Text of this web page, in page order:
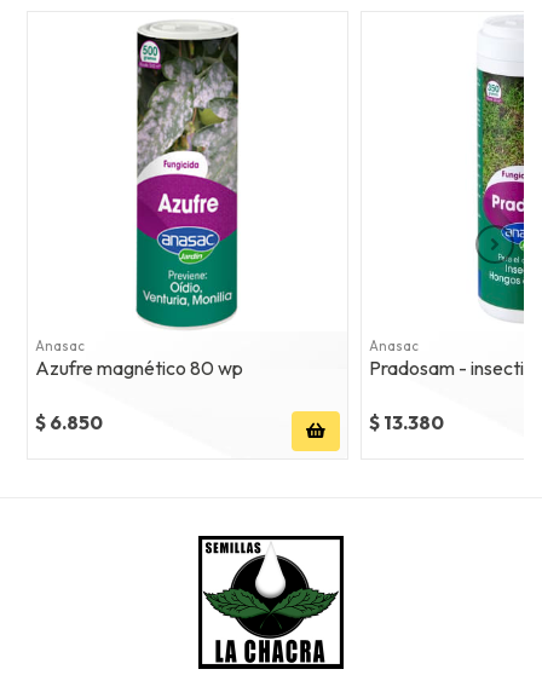
Anasac
Azufre magnético 80 wp
$ 6.850
Anasac
Pradosam -
$ 13.380